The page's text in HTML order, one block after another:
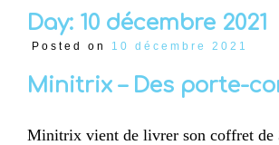
Day: 10 décembre 2021
Posted on 10 décembre 2021
Minitrix – Des porte-
Minitrix vient de livrer son coffret de